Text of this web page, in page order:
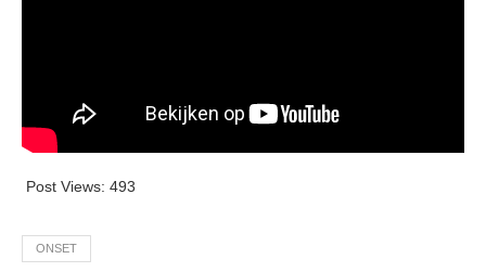
Post Views: 493
ONSET